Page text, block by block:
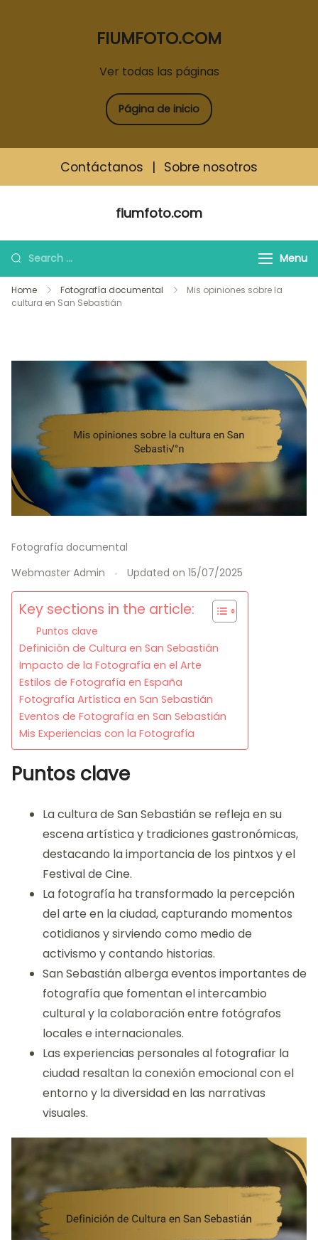
Ver todas las páginas
FIUMFOTO.COM
Página de inicio
Contáctanos | Sobre nosotros
fiumfoto.com
Search
for:
Menu
Home Fotografía documental
Mis opiniones sobre la
cultura en San Sebastián
Fotografía documental
Webmaster Admin
Updated on 15/07/2025
Key sections in the article:
Puntos clave
Definición de Cultura en San Sebastián
Impacto de la Fotografía en el Arte
Estilos de Fotografía en España
Fotografía Artística en San Sebastián
Eventos de Fotografía en San Sebastián
Mis Experiencias con la Fotografía
Puntos clave
La cultura de San Sebastián se refleja en su
escena artística y tradiciones gastronómicas,
destacando la importancia de los pintxos y el
Festival de Cine.
La fotografía ha transformado la percepción
del arte en la ciudad, capturando momentos
cotidianos y sirviendo como medio de
activismo y contando historias.
San Sebastián alberga eventos importantes de
fotografía que fomentan el intercambio
cultural y la colaboración entre fotógrafos
locales e internacionales.
Las experiencias personales al fotografiar la
ciudad resaltan la conexión emocional con el
entorno y la diversidad en las narrativas
visuales.